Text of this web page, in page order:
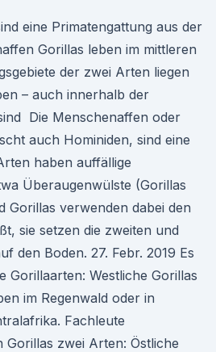
eine Primatengattung aus der
Gorillas leben im mittleren
der zwei Arten liegen
– auch innerhalb der
Die Menschenaffen oder
auch Hominiden, sind eine
haben auffällige
Überaugenwülste (Gorillas
Gorillas verwenden dabei den
sie setzen die zweiten und
den Boden. 27. Febr. 2019 Es
Gorillaarten: Westliche Gorillas
im Regenwald oder in
Fachleute
Gorillas zwei Arten: Östliche